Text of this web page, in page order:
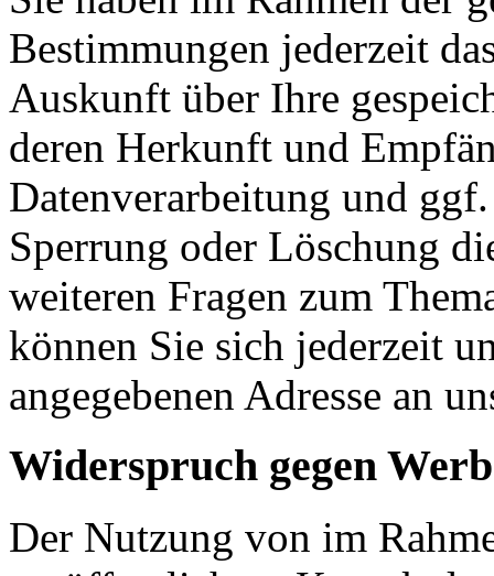
Bestimmungen jederzeit
Auskunft über Ihre
deren Herkunft und
Datenverarbeitung und
Sperrung oder Löschung
weiteren Fragen zum
können Sie sich jederzeit
angegebenen Adresse an
Widerspruch gegen
Der Nutzung von im